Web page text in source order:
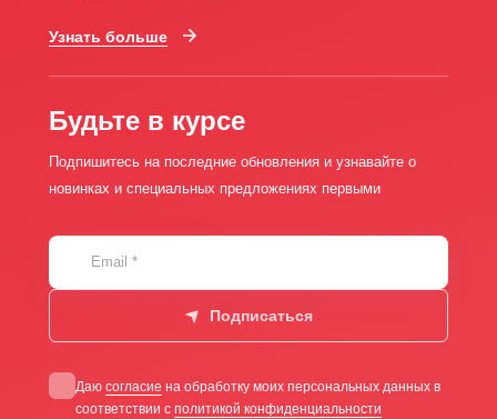
Узнать больше
Будьте в курсе
Подпишитесь на последние обновления и узнавайте о
новинках и специальных предложениях первыми
Email *
Подписаться
Даю согласие на обработку моих персональных данных в
соответствии с политикой конфиденциальности